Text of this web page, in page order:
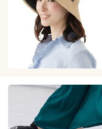
60代
シーズン
春 ～